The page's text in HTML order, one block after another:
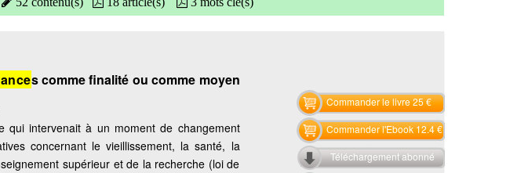
s comme finalité ou comme moyen
qui intervenait à un moment de changement
concernant le vieillissement, la santé, la
supérieur et de la recherche (loi de
Commander le livre 25 €
Commander l'Ebook 12.4 €
Téléchargement abonné